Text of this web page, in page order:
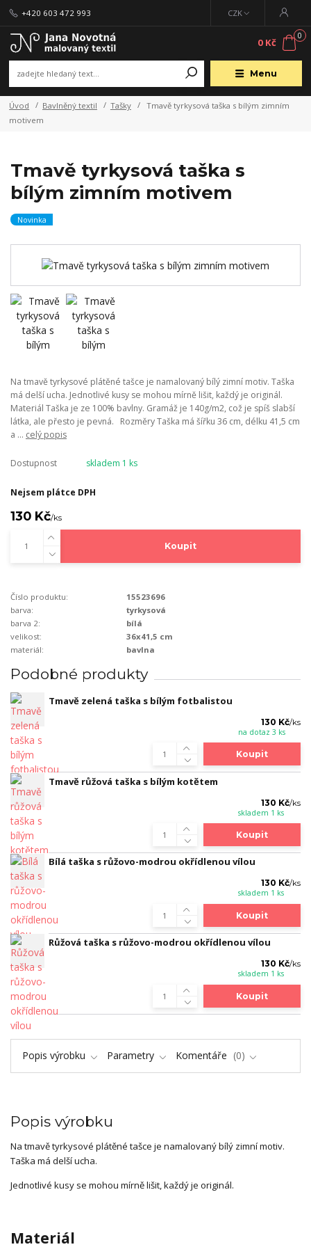
Menu
CZK
+420 603 472 993
0
0 Kč
Úvod Bavlněný textil Tašky
Tmavě tyrkysová taška s bílým zimním
motivem
Tmavě tyrkysová taška s
bílým zimním motivem
Novinka
Na tmavě tyrkysové plátěné tašce je namalovaný bílý zimní motiv. Taška
má delší ucha. Jednotlivé kusy se mohou mírně lišit, každý je originál.
Materiál Taška je ze 100% bavlny. Gramáž je 140g/m2, což je spíš slabší
látka, ale přesto je pevná. Rozměry Taška má šířku 36 cm, délku 41,5 cm
a ... celý popis
Dostupnost skladem 1 ks
Nejsem plátce DPH
130 Kč/ks
Koupit
Číslo produktu:
15523696
barva:
tyrkysová
barva 2:
bílá
velikost:
36x41,5 cm
materiál:
bavlna
Podobné produkty
Tmavě zelená taška s bílým fotbalistou
130 Kč/ks
na dotaz 3 ks
Koupit
Tmavě růžová taška s bílým kotětem
130 Kč/ks
skladem 1 ks
Koupit
Bílá taška s růžovo-modrou okřídlenou vílou
130 Kč/ks
skladem 1 ks
Koupit
Růžová taška s růžovo-modrou okřídlenou vílou
130 Kč/ks
skladem 1 ks
Koupit
Popis výrobku Parametry Komentáře 0
Popis výrobku
Na tmavě tyrkysové plátěné tašce je namalovaný bílý zimní motiv.
Taška má delší ucha.
Jednotlivé kusy se mohou mírně lišit, každý je originál.
Materiál